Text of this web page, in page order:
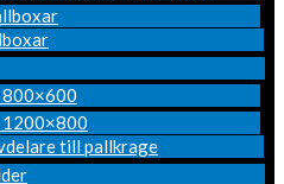
800×600
1200×800
till pallkrage